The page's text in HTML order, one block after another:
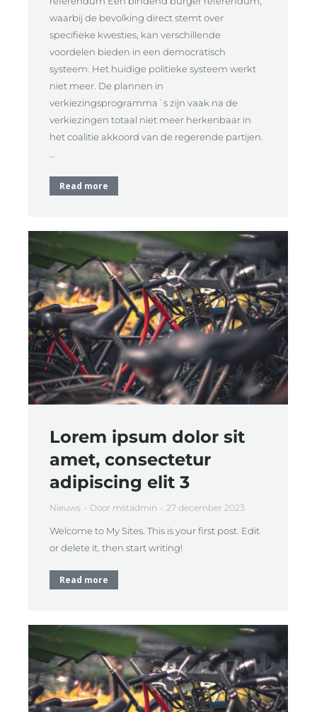
waarbij de bevolking direct stemt over
specifieke kwesties, kan verschillende
voordelen bieden in een democratisch
systeem. Het huidige politieke systeem werkt
niet meer. De plannen in
verkiezingsprogramma´s zijn vaak na de
verkiezingen totaal niet meer herkenbaar in
het coalitie akkoord van de regerende partijen.
Read more
Lorem ipsum dolor sit
amet, consectetur
adipiscing elit 3
Nieuws Door mstadmin 27 december 2023
Welcome to My Sites. This is your first post. Edit
or delete it, then start writing!
Read more